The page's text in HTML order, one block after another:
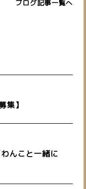
知らせ
ブログ記事一覧へ
集】
んこと一緒に